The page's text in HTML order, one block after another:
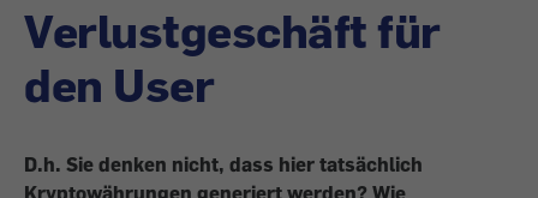
Verlustgeschäft für
den User
D.h. Sie denken nicht, dass hier tatsächlich
Kryptowährungen generiert werden? Wie